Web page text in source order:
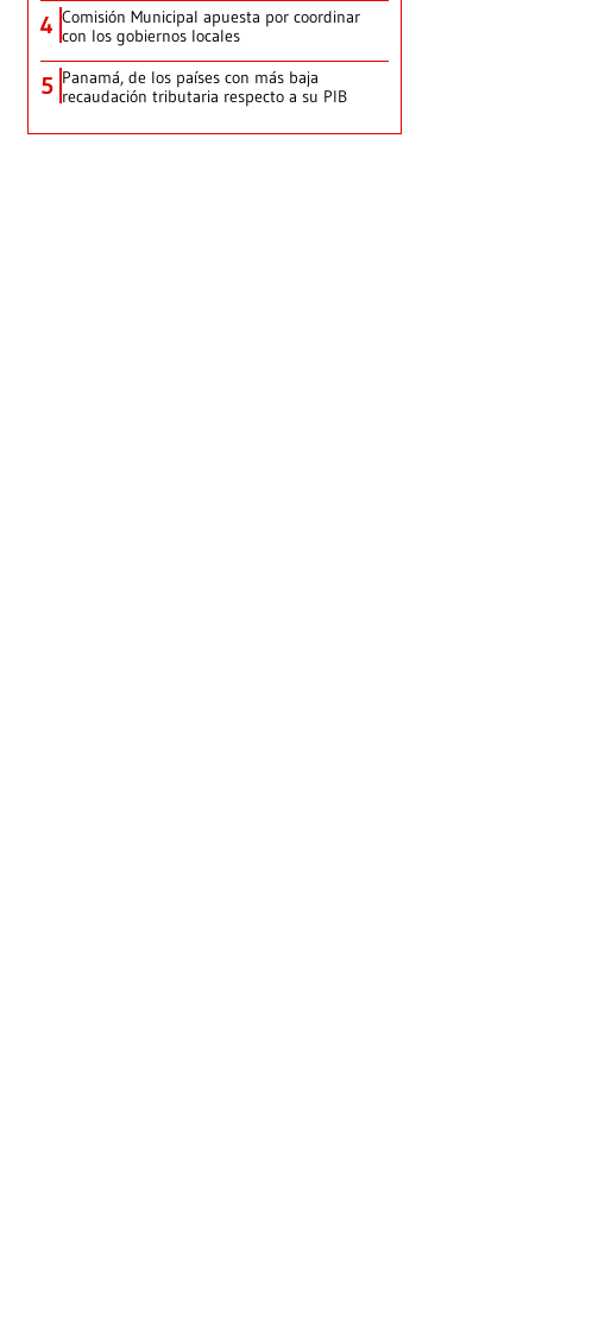
4 Comisión Municipal apuesta por coordinar
con los gobiernos locales
5 Panamá, de los países con más baja
recaudación tributaria respecto a su PIB